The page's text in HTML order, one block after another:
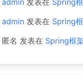
admin发表在 Spring
admin发表在 Spring
匿名 发表在 Spring框